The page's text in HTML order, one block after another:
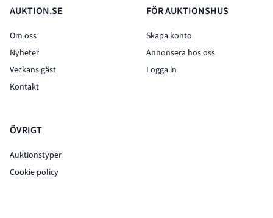
AUKTION.SE
Om oss
Nyheter
Veckans gäst
Kontakt
ÖVRIGT
Auktionstyper
Cookie policy
FÖR AUKTIONSHUS
Skapa konto
Annonsera hos oss
Logga in